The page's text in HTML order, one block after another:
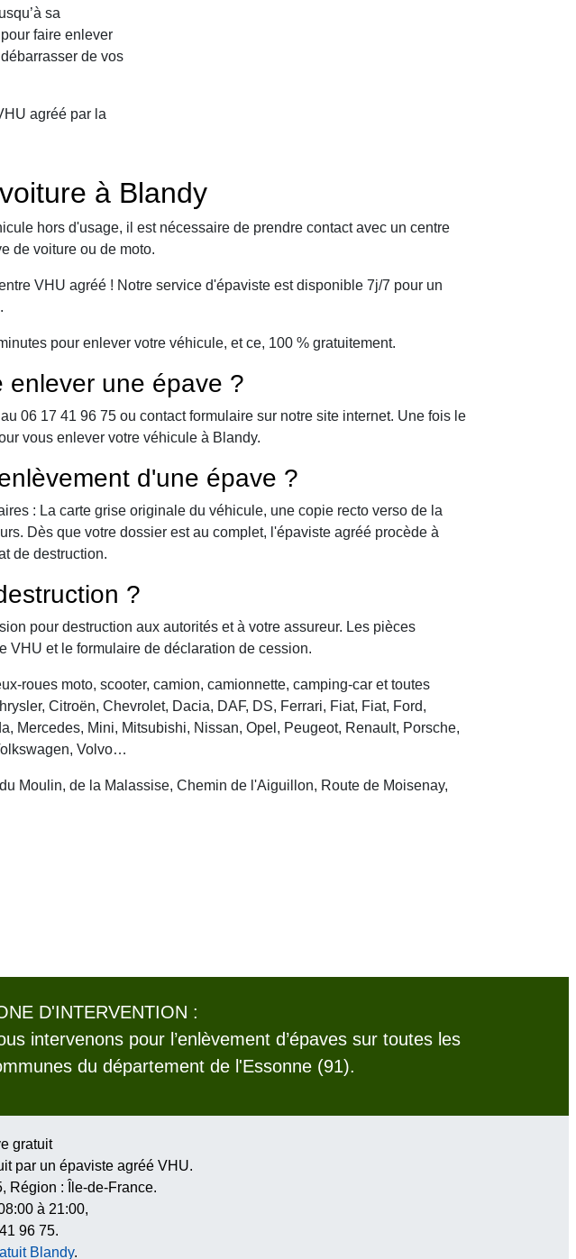
sa
faire enlever
de vos
agréé par la
à Blandy
hors d'usage, il est nécessaire de prendre contact avec un centre
de voiture ou de moto.
VHU agréé ! Notre service d'épaviste est disponible 7j/7 pour un
pour enlever votre véhicule, et ce, 100 % gratuitement.
enlever une épave ?
06 17 41 96 75 ou contact formulaire sur notre site internet. Une fois le
vous enlever votre véhicule à Blandy.
d'une épave ?
: La carte grise originale du véhicule, une copie recto verso de la
Dès que votre dossier est au complet, l'épaviste agréé procède à
de destruction.
?
pour destruction aux autorités et à votre assureur. Les pièces
VHU et le formulaire de déclaration de cession.
roues moto, scooter, camion, camionnette, camping-car et toutes
Citroën, Chevrolet, Dacia, DAF, DS, Ferrari, Fiat, Fiat, Ford,
Mercedes, Mini, Mitsubishi, Nissan, Opel, Peugeot, Renault, Porsche,
Volvo…
Moulin, de la Malassise, Chemin de l'Aiguillon, Route de Moisenay,
D'INTERVENTION :
intervenons pour l’enlèvement d’épaves sur toutes les
du département de l'Essonne (91).
gratuit
par un épaviste agréé VHU.
, Région : Île-de-France.
à 21:00,
96 75.
Blandy.